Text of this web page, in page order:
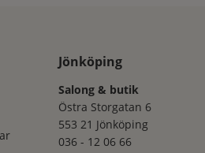
Jönköping
Salong & butik
Östra Storgatan 6
553 21 Jönköping
036 - 12 06 66